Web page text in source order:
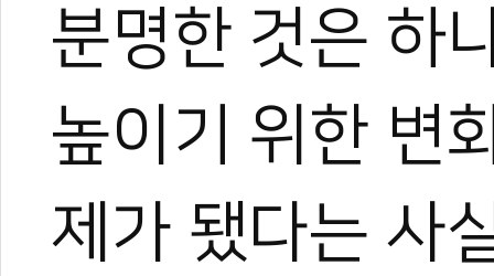
분명한 것은 하
높이기 위한 변
제가 됐다는 사